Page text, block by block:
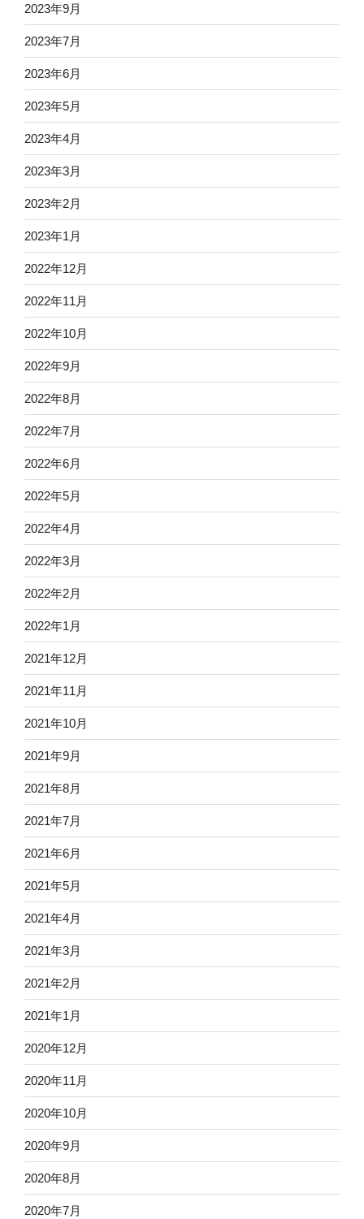
2023年9月
2023年7月
2023年6月
2023年5月
2023年4月
2023年3月
2023年2月
2023年1月
2022年12月
2022年11月
2022年10月
2022年9月
2022年8月
2022年7月
2022年6月
2022年5月
2022年4月
2022年3月
2022年2月
2022年1月
2021年12月
2021年11月
2021年10月
2021年9月
2021年8月
2021年7月
2021年6月
2021年5月
2021年4月
2021年3月
2021年2月
2021年1月
2020年12月
2020年11月
2020年10月
2020年9月
2020年8月
2020年7月